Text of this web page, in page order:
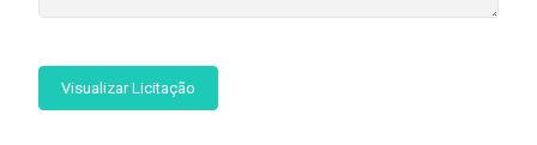
Visualizar Licitação